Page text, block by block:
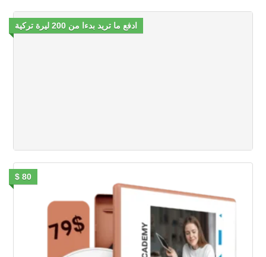
ادفع ما تريد بدءا من 200 ليرة تركية
80 $